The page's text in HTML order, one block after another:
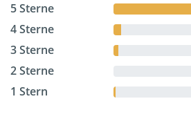
5 Sterne
4 Sterne
3 Sterne
2 Sterne
1 Stern